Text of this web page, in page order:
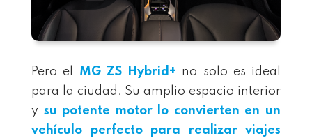
Pero el MG ZS Hybrid+ no solo es ideal
para la ciudad. Su amplio espacio interior
y su potente motor lo convierten en un
vehículo perfecto para realizar viajes